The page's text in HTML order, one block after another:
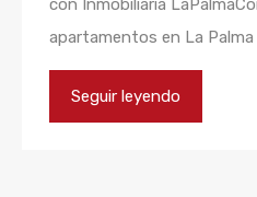
con Inmobiliaria
apartamentos en La
Seguir leyendo